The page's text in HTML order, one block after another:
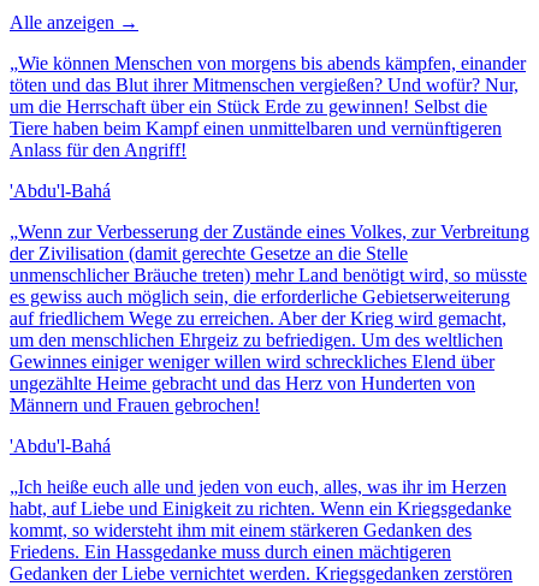
Alle anzeigen →
„Wie können Menschen von morgens bis abends kämpfen, einander
töten und das Blut ihrer Mitmenschen vergießen? Und wofür? Nur,
um die Herrschaft über ein Stück Erde zu gewinnen! Selbst die
Tiere haben beim Kampf einen unmittelbaren und vernünftigeren
Anlass für den Angriff!
'Abdu'l-Bahá
„Wenn zur Verbesserung der Zustände eines Volkes, zur Verbreitung
der Zivilisation (damit gerechte Gesetze an die Stelle
unmenschlicher Bräuche treten) mehr Land benötigt wird, so müsste
es gewiss auch möglich sein, die erforderliche Gebietserweiterung
auf friedlichem Wege zu erreichen. Aber der Krieg wird gemacht,
um den menschlichen Ehrgeiz zu befriedigen. Um des weltlichen
Gewinnes einiger weniger willen wird schreckliches Elend über
ungezählte Heime gebracht und das Herz von Hunderten von
Männern und Frauen gebrochen!
'Abdu'l-Bahá
„Ich heiße euch alle und jeden von euch, alles, was ihr im Herzen
habt, auf Liebe und Einigkeit zu richten. Wenn ein Kriegsgedanke
kommt, so widersteht ihm mit einem stärkeren Gedanken des
Friedens. Ein Hassgedanke muss durch einen mächtigeren
Gedanken der Liebe vernichtet werden. Kriegsgedanken zerstören